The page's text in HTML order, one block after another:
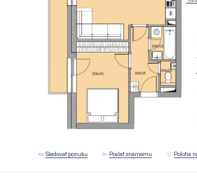
Sledovať ponuku Poslať známemu Poloha